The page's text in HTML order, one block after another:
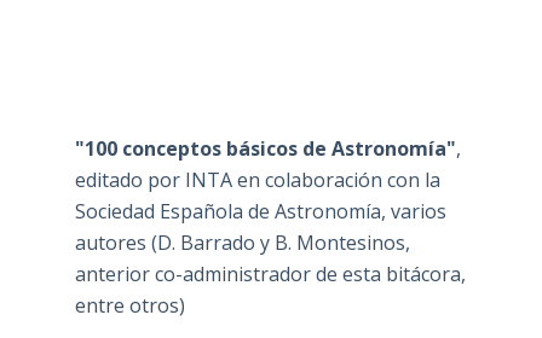
"100 conceptos básicos de Astronomía",
editado por INTA en colaboración con la
Sociedad Española de Astronomía, varios
autores (D. Barrado y B. Montesinos,
anterior co-administrador de esta bitácora,
entre otros)